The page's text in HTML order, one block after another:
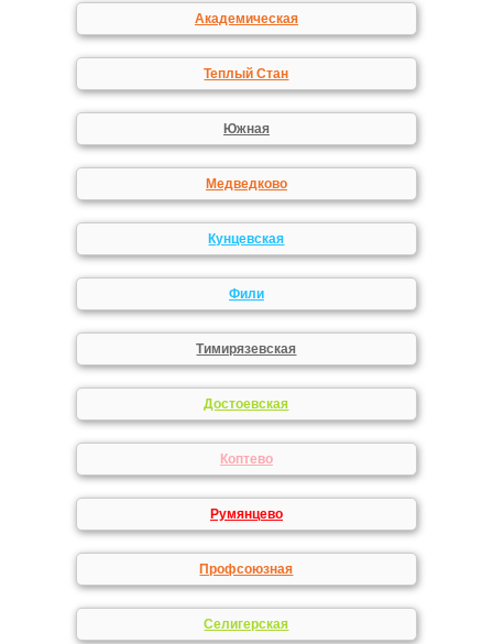
Академическая
Теплый Стан
Южная
Медведково
Кунцевская
Фили
Тимирязевская
Достоевская
Коптево
Румянцево
Профсоюзная
Селигерская